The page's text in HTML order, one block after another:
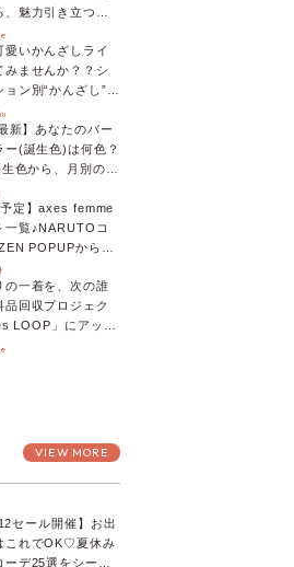
、魅力引き立つス
♡
愛いかんざしライ
みませんか？？シ
ョン別“かんざし”の
ショップスタッフ
新】あなたのバー
ー(誕生色)は何色？
色から、月別の誕
スデーカラーコー
介♡
予定】axes femme
一覧♪NARUTOコ
POPUPから、
、ティーパー
8月の特別なイベン
ク◎
の一着を、次の誰
回収プロジェク
LOOP」にアップ
用するとポイント
VIEW MORE
セール開催】お出
これでOK♡夏休み
ーデ25選をシーン